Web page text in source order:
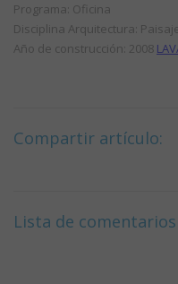
Programa: Oficina
Disciplina Arquitectura:
Año de construcción: 2008
Compartir artículo:
Lista de comentarios